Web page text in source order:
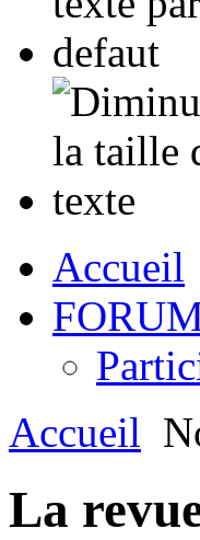
Accueil
Accueil
La